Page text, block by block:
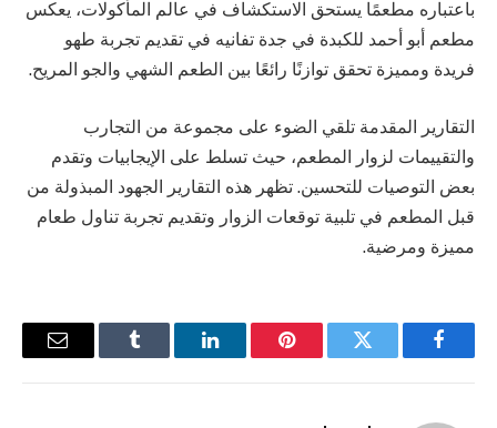
باعتباره مطعمًا يستحق الاستكشاف في عالم المأكولات، يعكس
مطعم أبو أحمد للكبدة في جدة تفانيه في تقديم تجربة طهو
فريدة ومميزة تحقق توازنًا رائعًا بين الطعم الشهي والجو المريح.
التقارير المقدمة تلقي الضوء على مجموعة من التجارب
والتقييمات لزوار المطعم، حيث تسلط على الإيجابيات وتقدم
بعض التوصيات للتحسين. تظهر هذه التقارير الجهود المبذولة من
قبل المطعم في تلبية توقعات الزوار وتقديم تجربة تناول طعام
مميزة ومرضية.
فيسبوك تويتر بينتيريستلينكدإن Tumblr
البريد